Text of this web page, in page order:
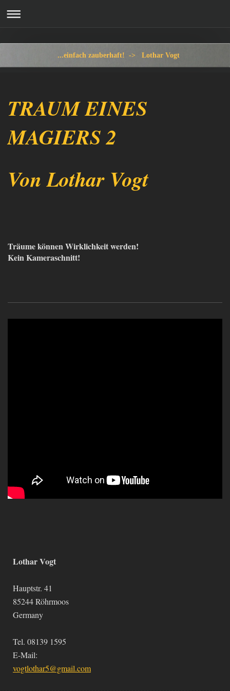
...einfach zauberhaft! -> Lothar Vogt
TRAUM EINES
MAGIERS 2
Von Lothar Vogt
Träume können Wirklichkeit werden!
Kein Kameraschnitt!
Lothar Vogt
Hauptstr. 41
85244 Röhrmoos
Germany
Tel. 08139 1595
E-Mail:
vogtlothar5@gmail.com